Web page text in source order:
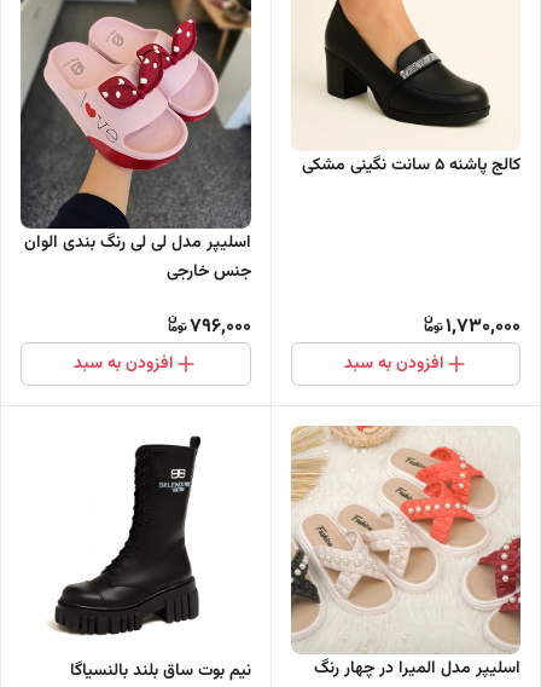
کالج پاشنه 5 سانت نگینی مشکی
1,730,000
افزودن به سبد
اسلیپر مدل لی لی رنگ بندی الوان
جنس خارجی
796,000
افزودن به سبد
اسلیپر مدل المیرا در چهار رنگ نیم بوت ساق بلند بالنسیاگا